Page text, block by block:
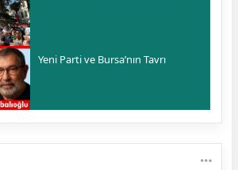
Yeni Parti ve Bursa’nın Tavrı